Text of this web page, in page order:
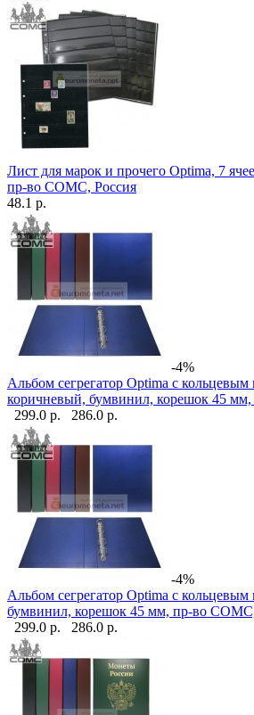
Лист для марок и прочего Optima, 7
пр-во СОМС, Россия
48.1 р.
-4%
Альбом сегрегатор Optima с
коричневый, бумвинил, корешок 45
299.0 р.
286.0 р.
-4%
Альбом сегрегатор Optima с
бумвинил, корешок 45 мм, пр-во
299.0 р.
286.0 р.